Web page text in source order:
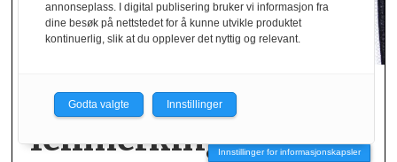
Avdekket stor andel
feil­merking av klær
Innstillinger for informasjonskapsler
annonseplass. I digital publisering bruker vi informasjon fra
dine besøk på nettstedet for å kunne utvikle produktet
kontinuerlig, slik at du opplever det nyttig og relevant.
Godta valgte Innstillinger